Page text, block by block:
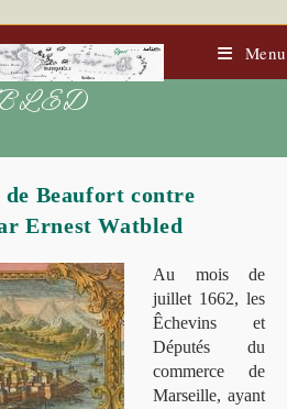
Menu
Beaufort contre
Ernest Watbled
Au mois de
juillet 1662, les
Êchevins et
Députés du
commerce de
Marseille, ayant